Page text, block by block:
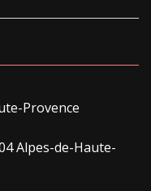
Provence
Alpes-de-Haute-